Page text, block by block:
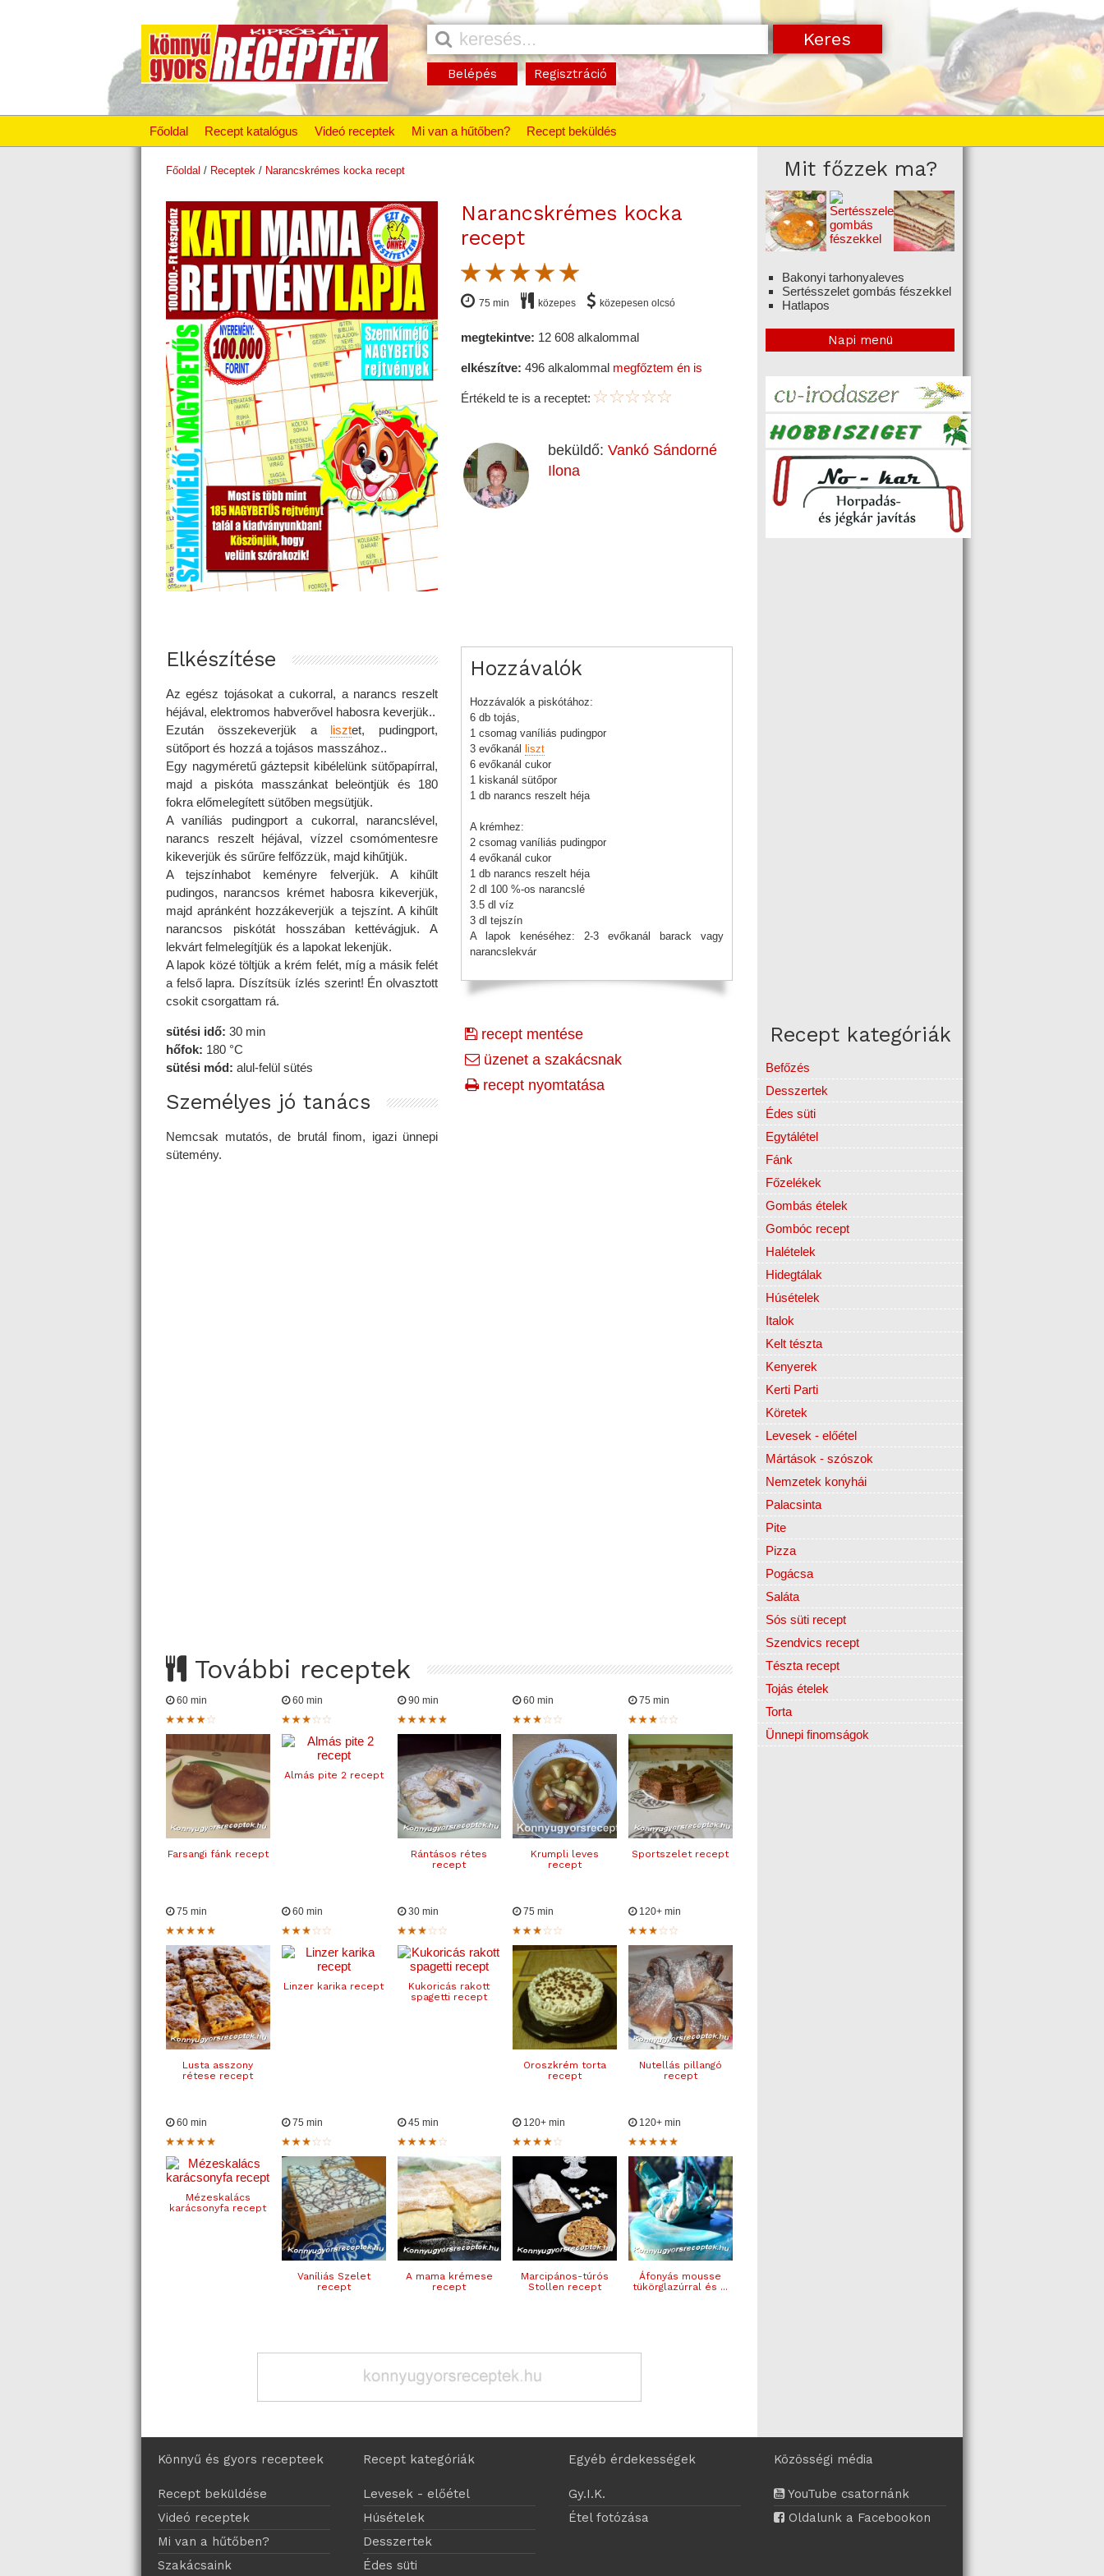
Belépés Regisztráció
Főoldal Recept katalógus Videó receptek Mi van a hűtőben? Recept beküldés
Főoldal / Receptek / Narancskrémes kocka recept
Narancskrémes kocka
recept
75 min közepes közepesen olcsó
megtekintve: 12 608 alkalommal
elkészítve: 496 alkalommal megfőztem én is
Értékeld te is a receptet:
beküldő: Vankó Sándorné
Ilona
Elkészítése
Az egész tojásokat a cukorral, a narancs reszelt
héjával, elektromos habverővel habosra keverjük..
Ezután összekeverjük a lisztet, pudingport,
sütőport és hozzá a tojásos masszához..
Egy nagyméretű gáztepsit kibélelünk sütőpapírral,
majd a piskóta masszánkat beleöntjük és 180
fokra előmelegített sütőben megsütjük.
A vaníliás pudingport a cukorral, narancslével,
narancs reszelt héjával, vízzel csomómentesre
kikeverjük és sűrűre felfőzzük, majd kihűtjük.
A tejszínhabot keményre felverjük. A kihűlt
pudingos, narancsos krémet habosra kikeverjük,
majd apránként hozzákeverjük a tejszínt. A kihűlt
narancsos piskótát hosszában kettévágjuk. A
lekvárt felmelegítjük és a lapokat lekenjük.
A lapok közé töltjük a krém felét, míg a másik felét
a felső lapra. Díszítsük ízlés szerint! Én olvasztott
csokit csorgattam rá.
sütési idő: 30 min
hőfok: 180 °C
sütési mód: alul-felül sütés
Személyes jó tanács
Nemcsak mutatós, de brutál finom, igazi ünnepi
sütemény.
Hozzávalók
Hozzávalók a piskótához:
6 db tojás,
1 csomag vaníliás pudingpor
3 evőkanál
liszt
6 evőkanál cukor
1 kiskanál sütőpor
1 db narancs reszelt héja
A krémhez:
2 csomag vaníliás pudingpor
4 evőkanál cukor
1 db narancs reszelt héja
2 dl 100 %-os narancslé
3.5 dl víz
3 dl tejszín
A lapok kenéséhez: 2-3 evőkanál barack vagy
narancslekvár
recept mentése
üzenet a szakácsnak
recept nyomtatása
További receptek
60 min
Farsangi fánk recept
60 min
Almás pite 2 recept
90 min
Rántásos rétes
recept
60 min
Krumpli leves
recept
75 min
Sportszelet recept
75 min
Lusta asszony
rétese recept
60 min
Linzer karika recept
30 min
Kukoricás rakott
spagetti recept
75 min
Oroszkrém torta
recept
120+ min
Nutellás pillangó
recept
60 min
Mézeskalács
karácsonyfa recept
75 min
Vaníliás Szelet
recept
45 min
A mama krémese
recept
120+ min
Marcipános-túrós
Stollen recept
120+ min
Áfonyás mousse
tükörglazúrral és ...
Mit főzzek ma?
Bakonyi tarhonyaleves
Sertésszelet gombás fészekkel
Hatlapos
Napi menü
Recept kategóriák
Befőzés
Desszertek
Édes süti
Egytálétel
Fánk
Főzelékek
Gombás ételek
Gombóc recept
Halételek
Hidegtálak
Húsételek
Italok
Kelt tészta
Kenyerek
Kerti Parti
Köretek
Levesek - előétel
Mártások - szószok
Nemzetek konyhái
Palacsinta
Pite
Pizza
Pogácsa
Saláta
Sós süti recept
Szendvics recept
Tészta recept
Tojás ételek
Torta
Ünnepi finomságok
Könnyű és gyors recepteek
Recept beküldése
Videó receptek
Mi van a hűtőben?
Szakácsaink
Recept kategóriák
Levesek - előétel
Húsételek
Desszertek
Édes süti
Egyéb érdekességek
Gy.I.K.
Étel fotózása
Közösségi média
YouTube csatornánk
Oldalunk a Facebookon